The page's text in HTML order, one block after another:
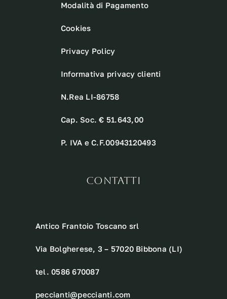
Modalità di Pagamento
Cookies
Privacy Policy
Informativa privacy clienti
N.Rea LI-86758
Cap. Soc. € 51.643,00
P. IVA e C.F.00943120493
CONTATTI
Antico Frantoio Toscano srl
Via Bolgherese, 3 – 57020 Bibbona (LI)
tel. 0586 670087
peccianti@peccianti.com